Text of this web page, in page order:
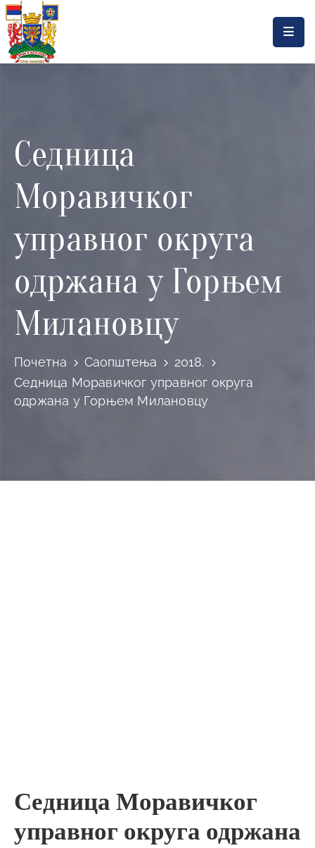
Насловна
Општинска
управа
Актуелности
Горњи
Седница
Моравичког
управног округа
одржана у Горњем
Милановцу
Почетна Саопштења
2018.
Седница Моравичког управног округа
одржана у Горњем Милановцу
безбедности на подручју Моравичког управног
на подручју општине Горњи Милановац. Говорило